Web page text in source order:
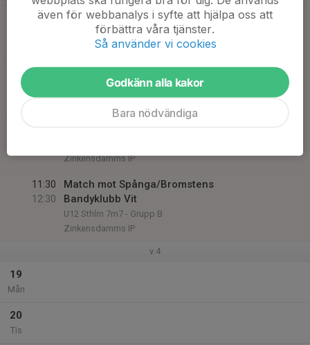
08:30
Match mot Gustavsberg Röd
U12 Sthlm 7m7 - Grupp B
Zinkensdamms IP
U12 Sthlm 7m7 - Grupp B
Zinkensdamms IP
11:30
12:30
Match mot Spånga/Bromstens
Bandyklubb Vit
U12 Sthlm 7m7 - Grupp B
Zinkensdamms IP
v.4
19
Mån
20
Tis
även för webbanalys i syfte att hjälpa oss att
förbättra våra tjänster.
Så använder vi cookies
Godkänn alla kakor
Bara nödvändiga